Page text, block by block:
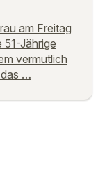
am Freitag
51-Jährige
vermutlich
…